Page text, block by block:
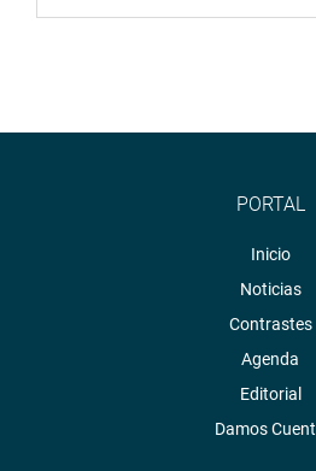
PORTAL
Inicio
Noticias
Contrastes
Agenda
Editorial
Damos